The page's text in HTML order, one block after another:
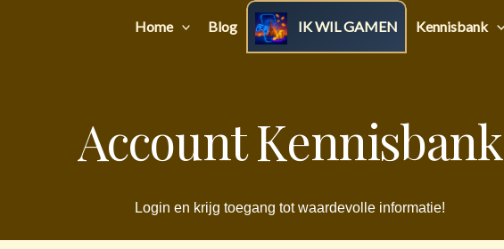
Home Blog IK WIL GAMEN Kennisbank
Account Kennisbank
Login en krijg toegang tot waardevolle informatie!